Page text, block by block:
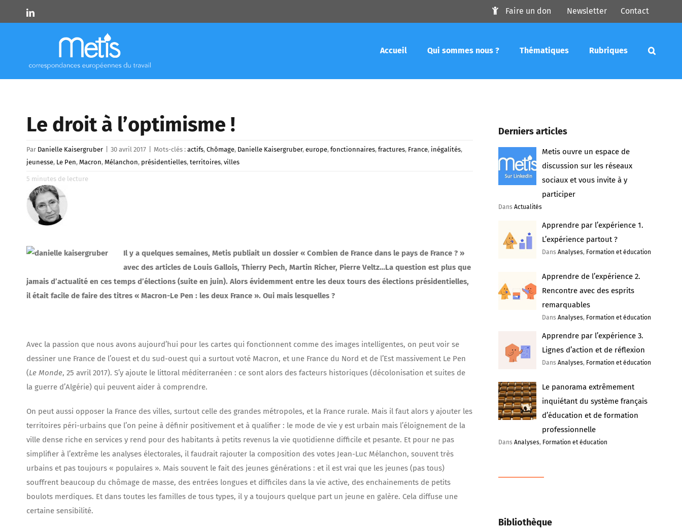
to
LinkedIn Faire un don Newsletter Contact
Accueil Qui sommes nous ? Thématiques Rubriques
Le droit à l’optimisme !
Par Danielle Kaisergruber 30 avril 2017 Mots-clés : actifs, Chômage, Danielle Kaisergruber, europe, fonctionnaires, fractures, France, inégalités,
jeunesse, Le Pen, Macron, Mélanchon, présidentielles, territoires, villes
5 minutes de lecture
Il y a quelques semaines, Metis publiait un dossier « Combien de France dans le pays de France ? »
avec des articles de Louis Gallois, Thierry Pech, Martin Richer, Pierre Veltz…La question est plus que
jamais d’actualité en ces temps d’élections (suite en juin). Alors évidemment entre les deux tours des élections présidentielles,
il était facile de faire des titres « Macron-Le Pen : les deux France ». Oui mais lesquelles ?
Avec la passion que nous avons aujourd’hui pour les cartes qui fonctionnent comme des images intelligentes, on peut voir se
dessiner une France de l’ouest et du sud-ouest qui a surtout voté Macron, et une France du Nord et de l’Est massivement Le Pen
(Le Monde, 25 avril 2017). S’y ajoute le littoral méditerranéen : ce sont alors des facteurs historiques (décolonisation et suites de
la guerre d’Algérie) qui peuvent aider à comprendre.
On peut aussi opposer la France des villes, surtout celle des grandes métropoles, et la France rurale. Mais il faut alors y ajouter les
territoires péri-urbains que l’on peine à définir positivement et à qualifier : le mode de vie y est urbain mais l’éloignement de la
ville dense riche en services y rend pour des habitants à petits revenus la vie quotidienne difficile et pesante. Et pour ne pas
simplifier à l’extrême les analyses électorales, il faudrait rajouter la composition des votes Jean-Luc Mélanchon, souvent très
urbains et pas toujours « populaires ». Mais souvent le fait des jeunes générations : et il est vrai que les jeunes (pas tous)
souffrent beaucoup du chômage de masse, des entrées longues et difficiles dans la vie active, des enchainements de petits
boulots merdiques. Et dans toutes les familles de tous types, il y a toujours quelque part un jeune en galère. Cela diffuse une
certaine sensibilité.
Derniers articles
Metis ouvre un espace de
discussion sur les réseaux
sociaux et vous invite à y
participer
Dans Actualités
Apprendre par l’expérience 1.
L’expérience partout ?
DansAnalyses, Formation et éducation
Apprendre de l’expérience 2.
Rencontre avec des esprits
remarquables
DansAnalyses, Formation et éducation
Apprendre par l’expérience 3.
Lignes d’action et de réflexion
DansAnalyses, Formation et éducation
Le panorama extrêmement
inquiétant du système français
d’éducation et de formation
professionnelle
Dans Analyses, Formation et éducation
Bibliothèque